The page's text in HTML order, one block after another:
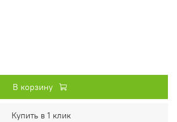
В корзину
Купить в 1 клик